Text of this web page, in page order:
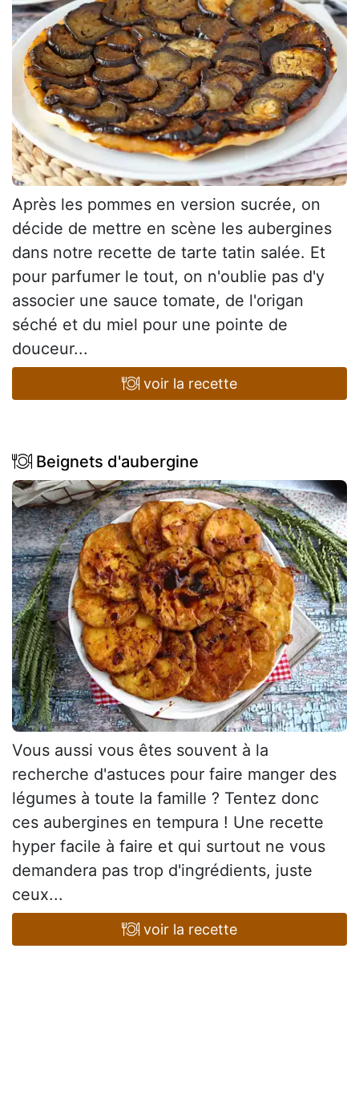
Après les pommes en version sucrée, on
décide de mettre en scène les aubergines
dans notre recette de tarte tatin salée. Et
pour parfumer le tout, on n'oublie pas d'y
associer une sauce tomate, de l'origan
séché et du miel pour une pointe de
douceur...
voir la recette
Beignets d'aubergine
Vous aussi vous êtes souvent à la
recherche d'astuces pour faire manger des
légumes à toute la famille ? Tentez donc
ces aubergines en tempura ! Une recette
hyper facile à faire et qui surtout ne vous
demandera pas trop d'ingrédients, juste
ceux...
voir la recette